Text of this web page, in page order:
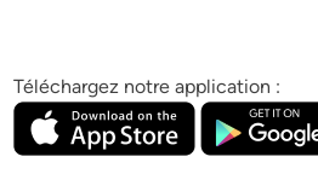
Téléchargez notre application :